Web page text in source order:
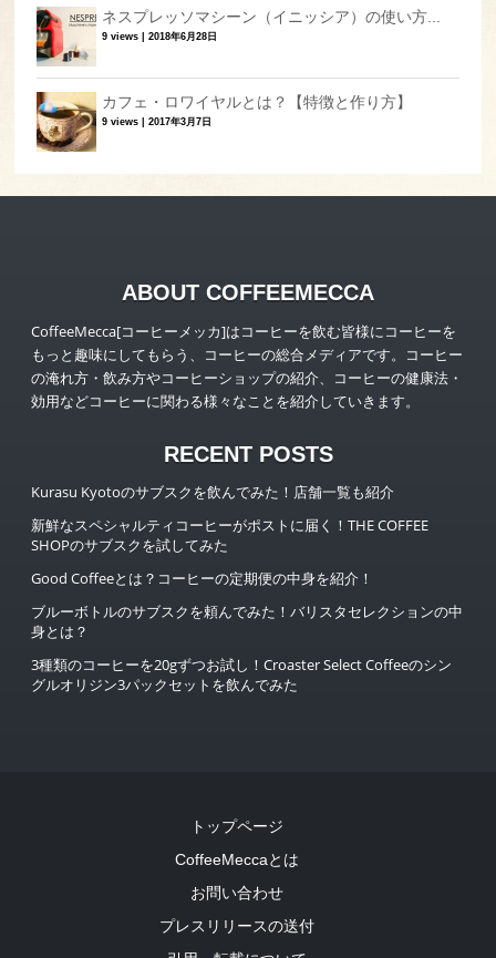
ネスプレッソマシーン（イニッシア）の使い方...
9 views |2018年6月28日
カフェ・ロワイヤルとは？【特徴と作り方】
9 views |2017年3月7日
ABOUT COFFEEMECCA
CoffeeMecca[コーヒーメッカ]はコーヒーを飲む皆様にコーヒーを
もっと趣味にしてもらう、コーヒーの総合メディアです。コーヒー
の淹れ方・飲み方やコーヒーショップの紹介、コーヒーの健康法・
効用などコーヒーに関わる様々なことを紹介していきます。
RECENT POSTS
Kurasu Kyotoのサブスクを飲んでみた！店舗一覧も紹介
新鮮なスペシャルティコーヒーがポストに届く！THE COFFEE
SHOPのサブスクを試してみた
Good Coffeeとは？コーヒーの定期便の中身を紹介！
ブルーボトルのサブスクを頼んでみた！バリスタセレクションの中
身とは？
3種類のコーヒーを20gずつお試し！Croaster Select Coffeeのシン
グルオリジン3パックセットを飲んでみた
トップページ
CoffeeMeccaとは
お問い合わせ
プレスリリースの送付